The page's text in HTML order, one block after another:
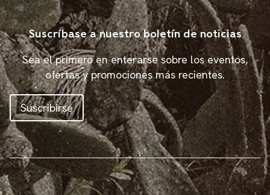
Suscríbase a nuestro boletín de noticias
Sea el primero en enterarse sobre los eventos,
ofertas y promociones más recientes.
Suscribirse